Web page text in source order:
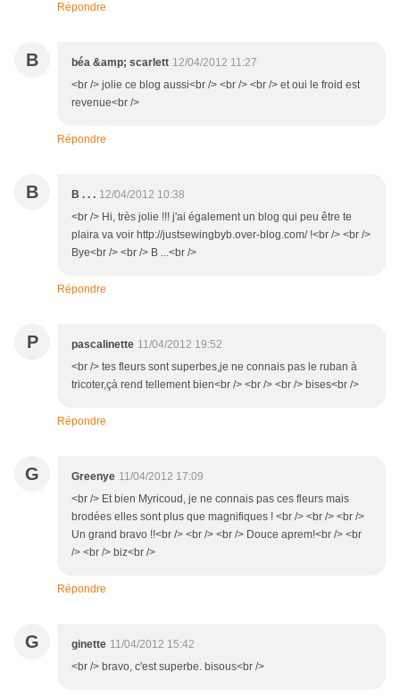
Répondre
B béa &amp; scarlett 12/04/2012 11:27
<br /> jolie ce blog aussi<br /> <br /> <br /> et oui le froid est
revenue<br />
Répondre
B B . . . 12/04/2012 10:38
<br /> Hi, très jolie !!! j'ai également un blog qui peu être te
plaira va voir http://justsewingbyb.over-blog.com/ !<br /> <br />
Bye<br /> <br /> B ...<br />
Répondre
P pascalinette 11/04/2012 19:52
<br /> tes fleurs sont superbes,je ne connais pas le ruban à
tricoter,çà rend tellement bien<br /> <br /> <br /> bises<br />
Répondre
G Greenye 11/04/2012 17:09
<br /> Et bien Myricoud, je ne connais pas ces fleurs mais
brodées elles sont plus que magnifiques ! <br /> <br /> <br />
Un grand bravo !!<br /> <br /> <br /> Douce aprem!<br /> <br
/> <br /> biz<br />
Répondre
G ginette 11/04/2012 15:42
<br /> bravo, c'est superbe. bisous<br />